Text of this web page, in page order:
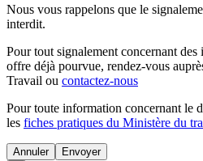
Nous vous rappelons que le
interdit.
Pour tout signalement concernant des
offre déjà pourvue, rendez-vous
Travail ou contactez-nous
Pour toute information concernant le
les fiches pratiques du Ministère du
Annuler